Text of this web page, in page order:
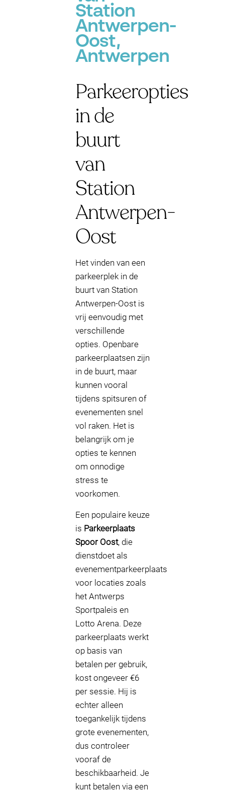
Station
Antwerpen-
Oost,
Antwerpen
Parkeeropties
in de
buurt
van
Station
Antwerpen-
Oost
Het vinden van een
parkeerplek in de
buurt van Station
Antwerpen-Oost is
vrij eenvoudig met
verschillende
opties. Openbare
parkeerplaatsen zijn
in de buurt, maar
kunnen vooral
tijdens spitsuren of
evenementen snel
vol raken. Het is
belangrijk om je
opties te kennen
om onnodige
stress te
voorkomen.
Een populaire keuze
is Parkeerplaats
Spoor Oost, die
dienstdoet als
evenementparkeerplaats
voor locaties zoals
het Antwerps
Sportpaleis en
Lotto Arena. Deze
parkeerplaats werkt
op basis van
betalen per gebruik,
kost ongeveer €6
per sessie. Hij is
echter alleen
toegankelijk tijdens
grote evenementen,
dus controleer
vooraf de
beschikbaarheid. Je
kunt betalen via een